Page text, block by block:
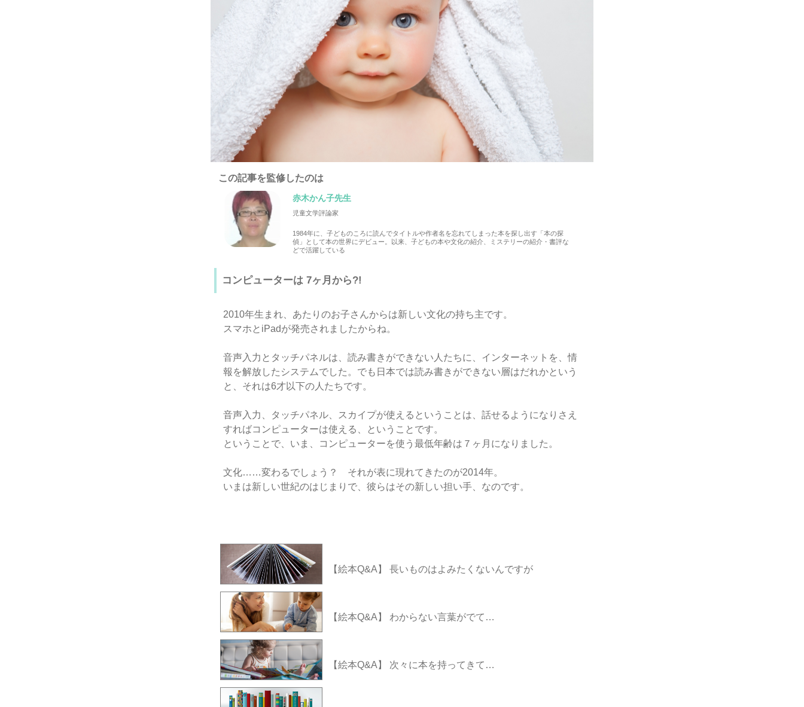
この記事を監修したのは
赤木かん子先生
児童文学評論家
1984年に、子どものころに読んでタイトルや作者名を忘れてしまった本を探し出す「本の探
偵」として本の世界にデビュー。以来、子どもの本や文化の紹介、ミステリーの紹介・書評な
どで活躍している
コンピューターは 7ヶ月から?!
2010年生まれ、あたりのお子さんからは新しい文化の持ち主です。
スマホとiPadが発売されましたからね。
音声入力とタッチパネルは、読み書きができない人たちに、インターネットを、情
報を解放したシステムでした。でも日本では読み書きができない層はだれかという
と、それは6才以下の人たちです。
音声入力、タッチパネル、スカイプが使えるということは、話せるようになりさえ
すればコンピューターは使える、ということです。
ということで、いま、コンピューターを使う最低年齢は７ヶ月になりました。
文化……変わるでしょう？ それが表に現れてきたのが2014年。
いまは新しい世紀のはじまりで、彼らはその新しい担い手、なのです。
【絵本Q&A】 長いものはよみたくないんですが
【絵本Q&A】 わからない言葉がでて…
【絵本Q&A】 次々に本を持ってきて…